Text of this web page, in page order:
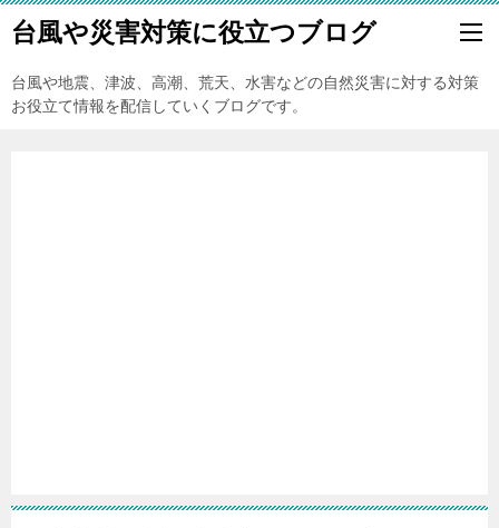
台風や災害対策に役立つブログ
台風や地震、津波、高潮、荒天、水害などの自然災害に対する対策
お役立て情報を配信していくブログです。